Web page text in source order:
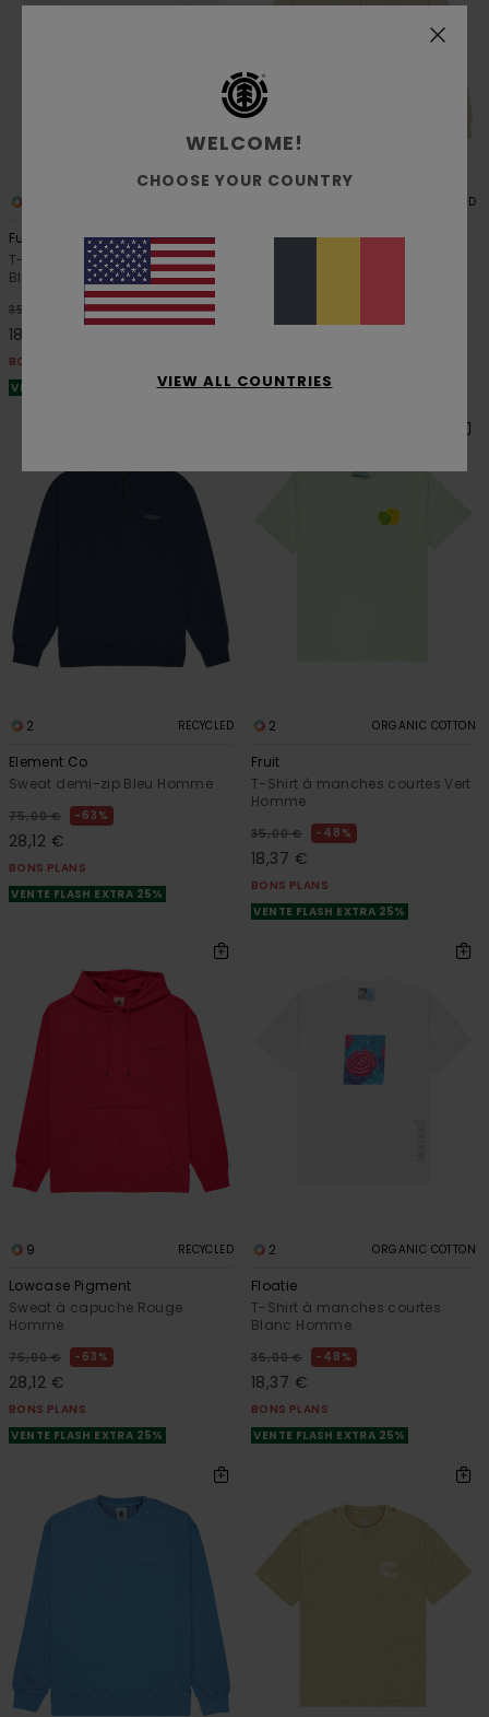
Future Nature
T-Shirt à manches courtes
Blanc Homme
35,00 € 48%
18,37 €
BONS PLANS
VENTE FLASH EXTRA 25%
RECYCLED
Lowcase
VENTE FLASH EXTRA 25%
2 RECYCLED
Element Co
Sweat demi-zip Bleu Homme
75,00 € 63%
28,12 €
BONS PLANS
VENTE FLASH EXTRA 25%
2 ORGANIC COTTON
Fruit
T-Shirt à manches courtes Vert
Homme
35,00 € 48%
18,37 €
BONS PLANS
VENTE FLASH EXTRA 25%
9 RECYCLED
Lowcase Pigment
Sweat à capuche Rouge
Homme
75,00 € 63%
28,12 €
BONS PLANS
VENTE FLASH EXTRA 25%
2 ORGANIC COTTON
Floatie
T-Shirt à manches courtes
Blanc Homme
35,00 € 48%
18,37 €
BONS PLANS
VENTE FLASH EXTRA 25%
WELCOME!
CHOOSE YOUR COUNTRY
VIEW ALL COUNTRIES